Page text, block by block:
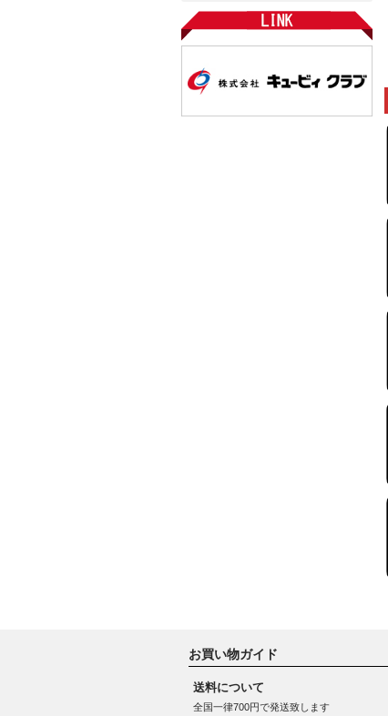
お買い物ガイド
送料について
全国一律700円で発送致します